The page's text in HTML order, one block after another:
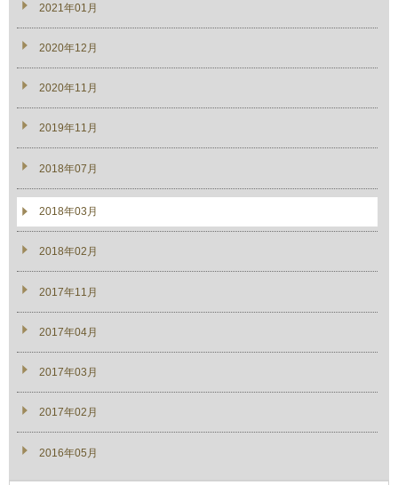
2021年01月
2020年12月
2020年11月
2019年11月
2018年07月
2018年03月
2018年02月
2017年11月
2017年04月
2017年03月
2017年02月
2016年05月